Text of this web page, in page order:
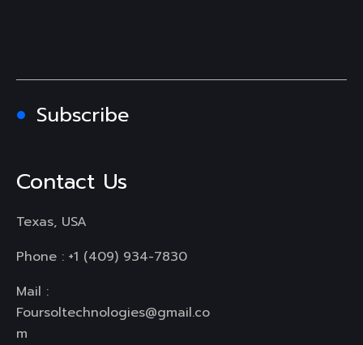
Subscribe
Contact Us
Texas, USA
Phone : +1 (409) 934-7830
Mail :
Foursoltechnologies@gmail.co
m